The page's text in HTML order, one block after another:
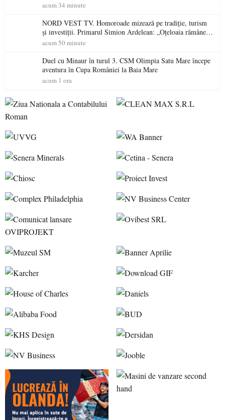
acum 34 minute
NORD VEST TV. Homoroade mizează pe tradiție, turism
și investiții. Primarul Simion Ardelean: „Oțeloaia rămâne
un brand al Codrului”
acum 50 minute
Duel cu Minaur în turul 3. CSM Olimpia Satu Mare începe
aventura în Cupa României la Baia Mare
acum 1 ora